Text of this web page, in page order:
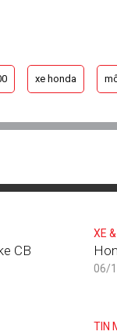
xe honda
CB
XE
06/
TIN